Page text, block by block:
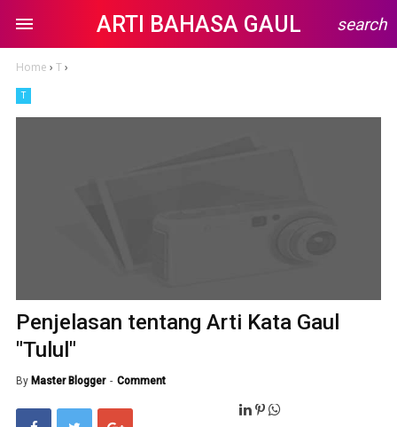
ARTI BAHASA GAUL search
Home › T›
T
Penjelasan tentang Arti Kata Gaul
"Tulul"
By Master Blogger Comment